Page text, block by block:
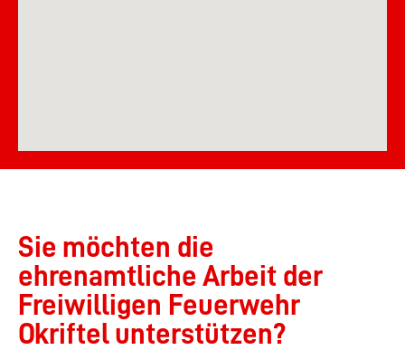
Sie möchten die
ehrenamtliche Arbeit der
Freiwilligen Feuerwehr
Okriftel unterstützen?